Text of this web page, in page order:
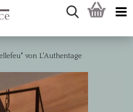
von L'Authentage